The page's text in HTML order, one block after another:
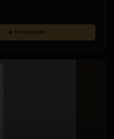
Ostoskoriin